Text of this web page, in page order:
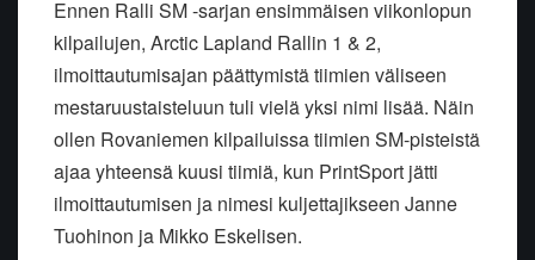
Ennen Ralli SM -sarjan ensimmäisen viikonlopun
kilpailujen, Arctic Lapland Rallin 1 & 2,
ilmoittautumisajan päättymistä tiimien väliseen
mestaruustaisteluun tuli vielä yksi nimi lisää. Näin
ollen Rovaniemen kilpailuissa tiimien SM-pisteistä
ajaa yhteensä kuusi tiimiä, kun PrintSport jätti
ilmoittautumisen ja nimesi kuljettajikseen Janne
Tuohinon ja Mikko Eskelisen.